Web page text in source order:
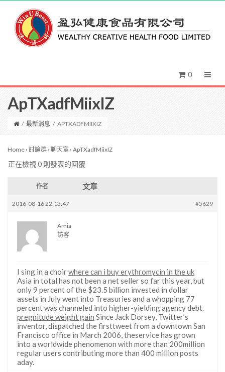
0
ApTXadfMiixIZ
/ 最新消息 / APTXADFMIIXIZ
Home › 討論群 › 聊天室 › ApTXadfMiixIZ
正在檢視 0 則發表的回覆
作者 文章
2016-08-16 22:13:47 #5629
Amia
訪客
I sing in a choirwhere can i buy erythromycin in the uk
Asia in total has not been a net seller so far this year, but
only 9 percent of the $23.5 billion invested in dollar
assets in July went into Treasuries and a whopping 77
percent was channeled into higher-yielding agency debt.
pregnitude weight gain Since Jack Dorsey, Twitter’s
inventor, dispatched the firsttweet from a downtown San
Francisco office in March 2006, theservice has grown
into a worldwide phenomenon with more than 200million
regular users contributing more than 400 million posts
aday.